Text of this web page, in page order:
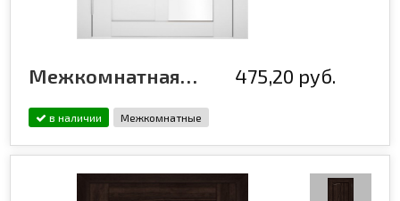
Межкомнатная дверь эмалированная Flash ECO 13 Белый 475,20 руб.
в наличии Межкомнатные